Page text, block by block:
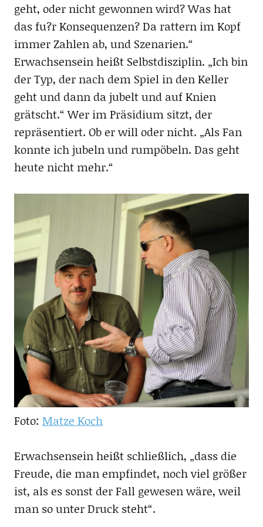
geht, oder nicht gewonnen wird? Was hat
das fu?r Konsequenzen? Da rattern im Kopf
immer Zahlen ab, und Szenarien.“
Erwachsensein heißt Selbstdisziplin. „Ich bin
der Typ, der nach dem Spiel in den Keller
geht und dann da jubelt und auf Knien
grätscht.“ Wer im Präsidium sitzt, der
repräsentiert. Ob er will oder nicht. „Als Fan
konnte ich jubeln und rumpöbeln. Das geht
heute nicht mehr.“
Foto: Matze Koch
Erwachsensein heißt schließlich, „dass die
Freude, die man empfindet, noch viel größer
ist, als es sonst der Fall gewesen wäre, weil
man so unter Druck steht“.